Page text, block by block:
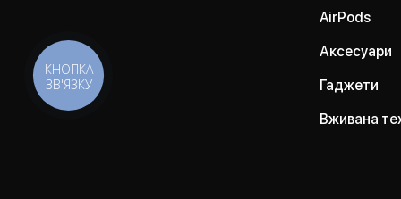
AirPods
Аксесуари
Гаджети
Вживана
КНОПКА
ЗВ'ЯЗКУ